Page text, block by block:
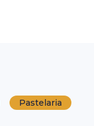
Pastelaria